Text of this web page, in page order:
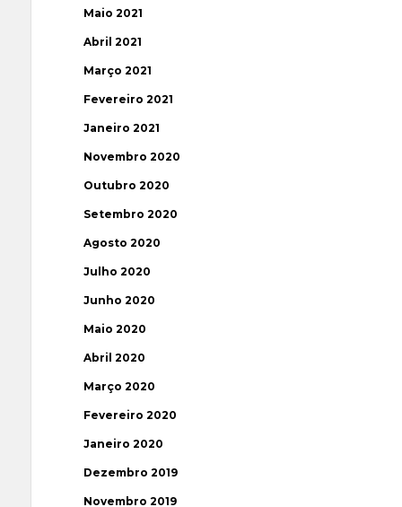
Maio 2021
Abril 2021
Março 2021
Fevereiro 2021
Janeiro 2021
Novembro 2020
Outubro 2020
Setembro 2020
Agosto 2020
Julho 2020
Junho 2020
Maio 2020
Abril 2020
Março 2020
Fevereiro 2020
Janeiro 2020
Dezembro 2019
Novembro 2019